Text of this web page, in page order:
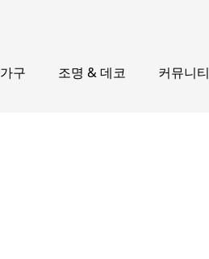
구 조명 & 데코 커뮤니티